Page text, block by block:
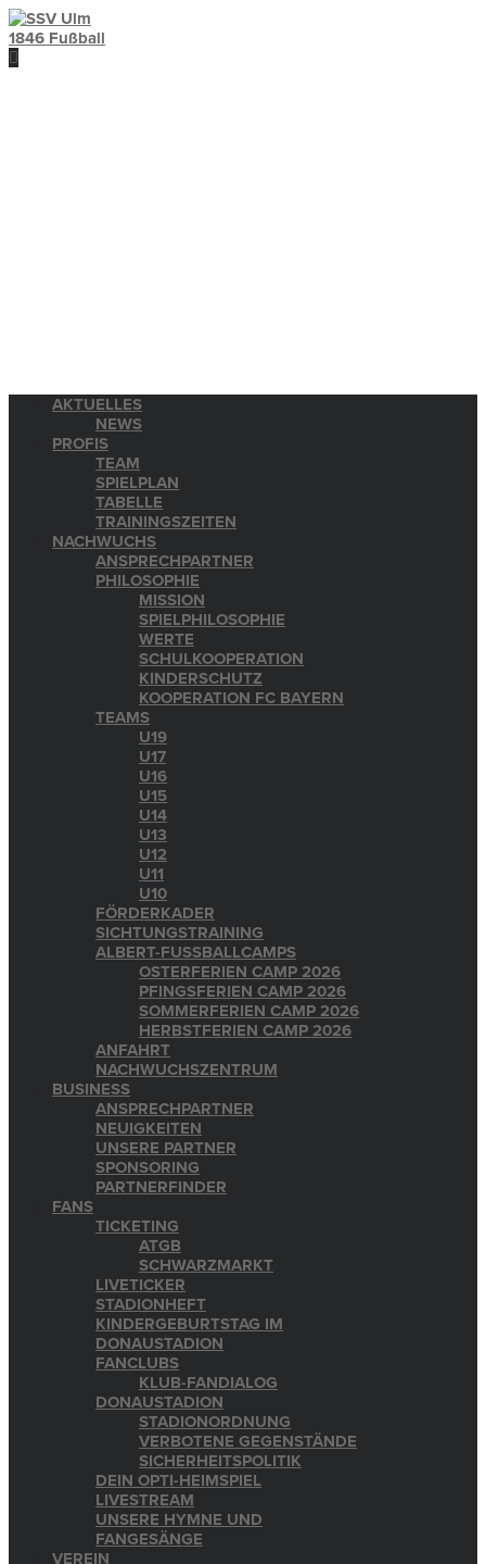
AKTUELLES
NEWS
PROFIS
TEAM
SPIELPLAN
TABELLE
TRAININGSZEITEN
NACHWUCHS
ANSPRECHPARTNER
PHILOSOPHIE
MISSION
SPIELPHILOSOPHIE
WERTE
SCHULKOOPERATION
KINDERSCHUTZ
KOOPERATION FC BAYERN
TEAMS
U19
U17
U16
U15
U14
U13
U12
U11
U10
FÖRDERKADER
SICHTUNGSTRAINING
ALBERT-FUSSBALLCAMPS
OSTERFERIEN CAMP 2026
PFINGSFERIEN CAMP 2026
SOMMERFERIEN CAMP 2026
HERBSTFERIEN CAMP 2026
ANFAHRT
NACHWUCHSZENTRUM
BUSINESS
ANSPRECHPARTNER
NEUIGKEITEN
UNSERE PARTNER
SPONSORING
PARTNERFINDER
FANS
TICKETING
ATGB
SCHWARZMARKT
LIVETICKER
STADIONHEFT
KINDERGEBURTSTAG IM
DONAUSTADION
FANCLUBS
KLUB-FANDIALOG
DONAUSTADION
STADIONORDNUNG
VERBOTENE GEGENSTÄNDE
SICHERHEITSPOLITIK
DEIN OPTI-HEIMSPIEL
LIVESTREAM
UNSERE HYMNE UND
FANGESÄNGE
VEREIN